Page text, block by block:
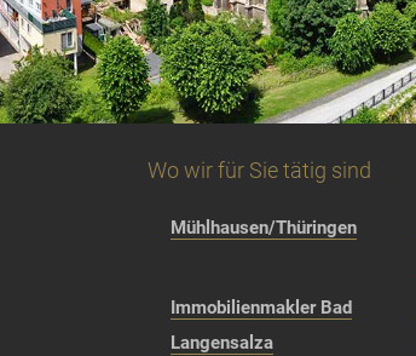
Wo wir für Sie tätig sind
Mühlhausen/Thüringen
Immobilienmakler Bad
Langensalza